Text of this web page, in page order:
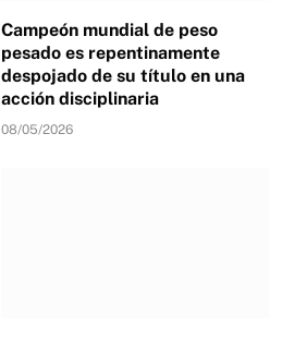
Campeón mundial de peso
pesado es repentinamente
despojado de su título en una
acción disciplinaria
08/05/2026